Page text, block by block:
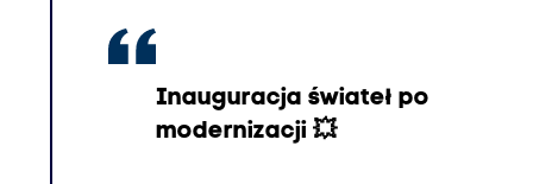
Inauguracja świateł po
modernizacji 💥